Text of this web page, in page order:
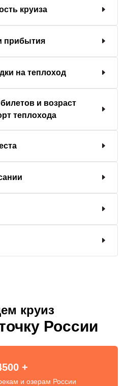
круиза
прибытия
на теплоход
и возраст
теплохода
круиз
России
+
и озерам России